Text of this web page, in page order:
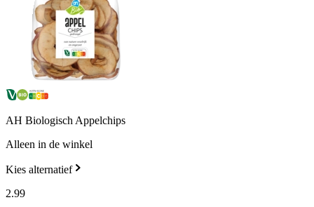
AH Biologisch Appelchips
Alleen in de winkel
Kies alternatief
2.99